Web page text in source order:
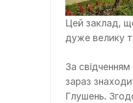
Цей заклад,
дуже велику
За
зараз
Глушень.